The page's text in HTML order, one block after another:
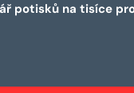
potisků na tisíce